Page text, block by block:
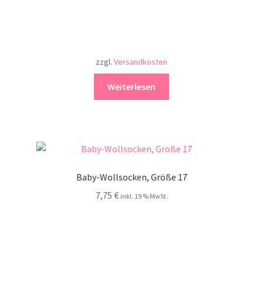
zzgl. Versandkosten
Weiterlesen
Baby-Wollsocken, Größe 17
7,75 € inkl. 19 % MwSt.